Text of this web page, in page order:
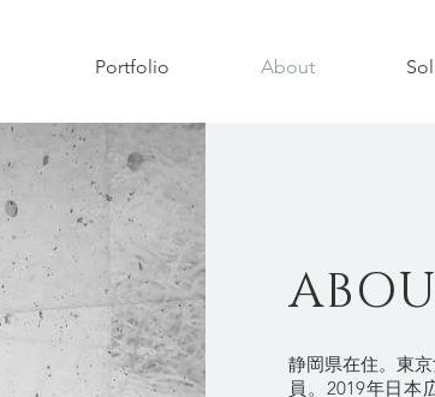
Portfolio About
静岡県在住。東
員。2019年日本